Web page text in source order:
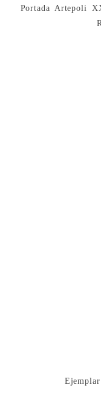
Portada Artepoli